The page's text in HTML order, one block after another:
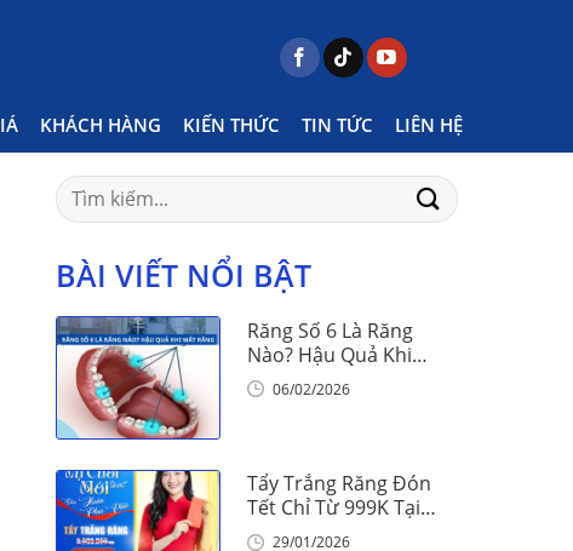
KHÁCH HÀNG KIẾN THỨC TIN TỨC LIÊN HỆ
Posts tagged "răng bị ảnh hưởng khi a ưn đồ ngọt"
Search
for:
BÀI VIẾT NỔI BẬT
Răng Số 6 Là Răng
Nào? Hậu Quả Khi
Mất Răng Số 6
06/02/2026
Tẩy Trắng Răng Đón
Tết Chỉ Từ 999K Tại
Nha Khoa Vinalign
29/01/2026